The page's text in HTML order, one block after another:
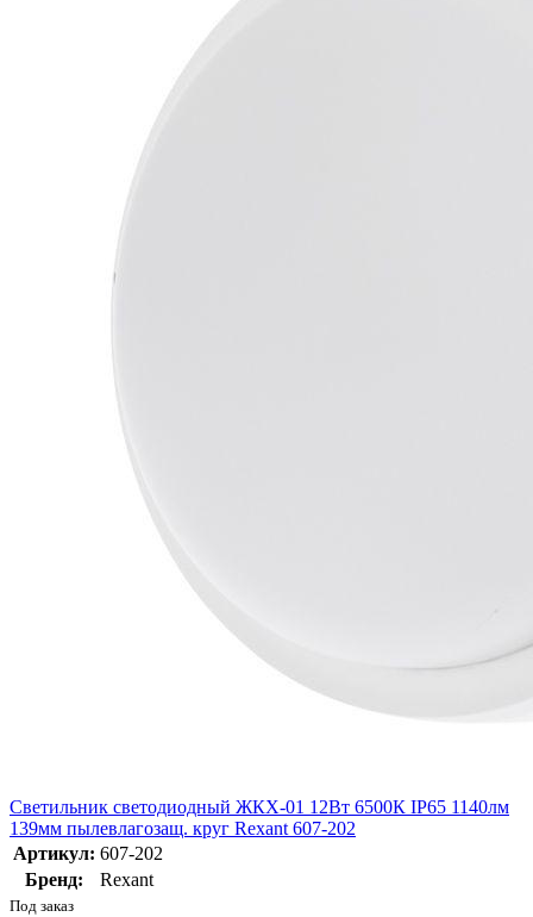
Светильник светодиодный ЖКХ-01 12Вт 6500К IP65 1140лм
139мм пылевлагозащ. круг Rexant 607-202
Артикул: 607-202
Бренд:
Rexant
Под заказ